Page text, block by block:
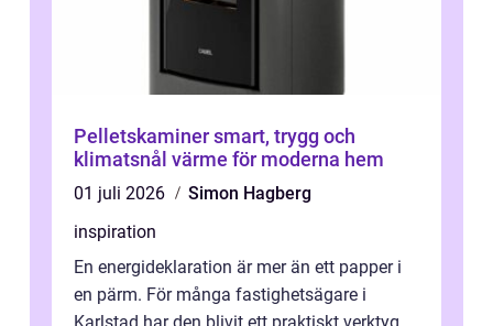
Pelletskaminer smart, trygg och
klimatsnål värme för moderna hem
01 juli 2026
Simon Hagberg
inspiration
En energideklaration är mer än ett papper i
en pärm. För många fastighetsägare i